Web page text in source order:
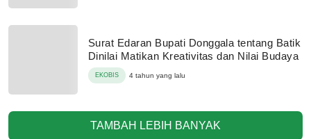
Surat Edaran Bupati Donggala tentang Batik
Dinilai Matikan Kreativitas dan Nilai Budaya
EKOBIS 4 tahun yang lalu
TAMBAH LEBIH BANYAK